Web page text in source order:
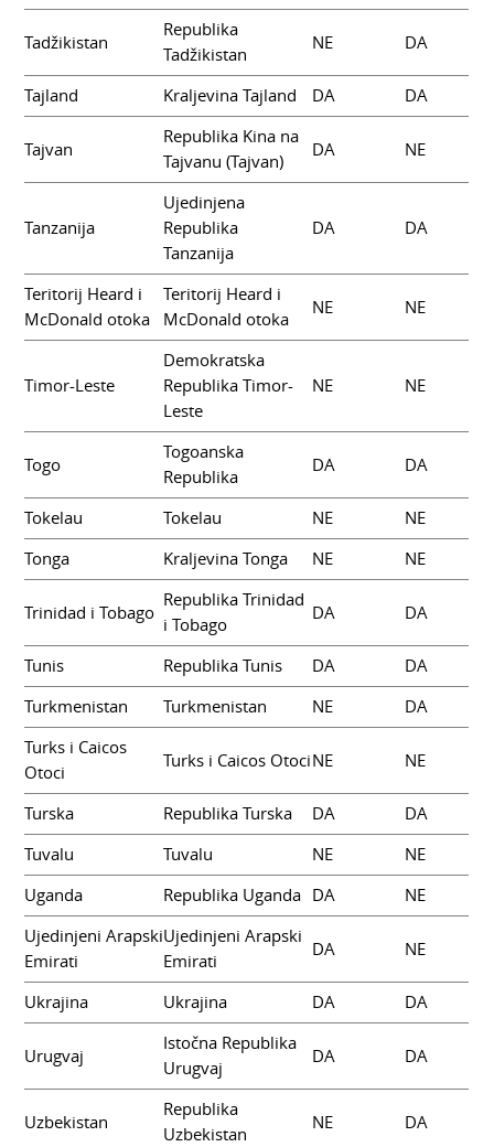
Tadžikistan
Republika
Tadžikistan
NE DA
Tajland Kraljevina Tajland DA DA
Tajvan
Republika Kina na
Tajvanu (Tajvan)
DA NE
Tanzanija
Ujedinjena
Republika
Tanzanija
DA DA
Teritorij Heard i
McDonald otoka
Teritorij Heard i
McDonald otoka
NE NE
Timor-Leste
Demokratska
Republika Timor-
Leste
NE NE
Togo
Togoanska
Republika
DA DA
Tokelau Tokelau NE
NE
Tonga
Kraljevina Tonga NE NE
Trinidad i Tobago
Republika Trinidad
i Tobago
DA DA
Tunis Republika Tunis DA
DA
Turkmenistan
Turkmenistan NE
DA
Turks i Caicos
Otoci
Turks i Caicos OtociNE NE
Turska Republika Turska DA
DA
Tuvalu
Tuvalu NE
NE
Uganda
Republika Uganda DA
NE
Ujedinjeni Arapski
Emirati
Ujedinjeni Arapski
Emirati
DA NE
Ukrajina Ukrajina DA DA
Urugvaj
Istočna Republika
Urugvaj
DA DA
Uzbekistan
Republika
Uzbekistan
NE DA